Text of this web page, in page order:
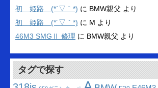
初 姫路 (*´▽｀*) に BMW親父 より
初 姫路 (*´▽｀*) に M より
46M3 SMGⅡ 修理 に BMW親父 より
タグで探す